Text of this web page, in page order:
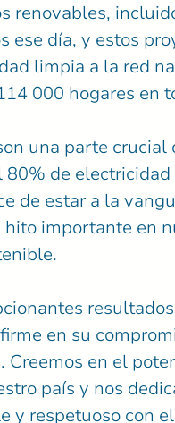
renovables,
ese día, y estos
limpia a la red
000 hogares en
una parte
de
de estar a la
importante en
en su
Creemos en el
país y nos
y respetuoso con